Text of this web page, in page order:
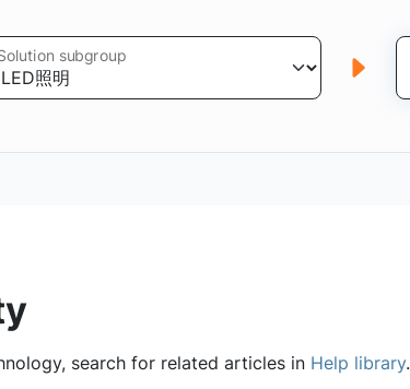
subgroup
search for related articles in Help library.